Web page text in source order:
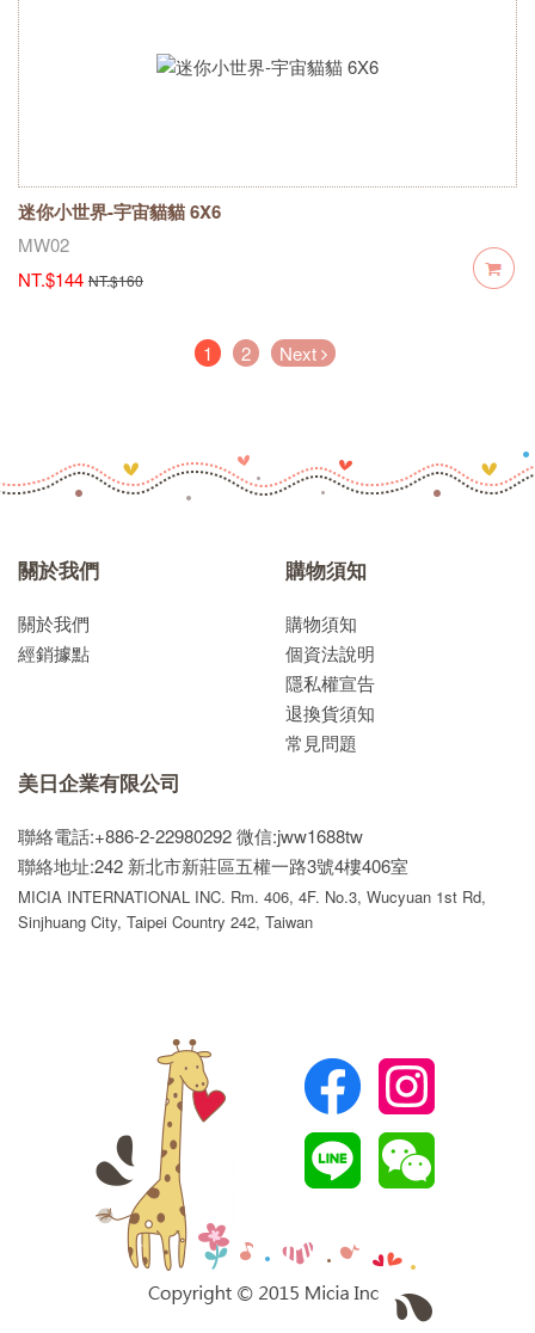
迷你小世界-宇宙貓貓 6X6
MW02
NT.$144 NT.$160
1 (current)
2 Next
關於我們
關於我們
經銷據點
購物須知
購物須知
個資法說明
隱私權宣告
退換貨須知
常見問題
美日企業有限公司
聯絡電話:+886-2-22980292微信:jww1688tw
聯絡地址:242 新北市新莊區五權一路3號4樓406室
MICIA INTERNATIONAL INC. Rm. 406, 4F. No.3, Wucyuan 1st Rd,
Sinjhuang City, Taipei Country 242, Taiwan